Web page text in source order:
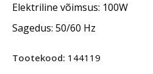
Elektriline võimsus: 100W
Sagedus: 50/60 Hz
Tootekood: 144119